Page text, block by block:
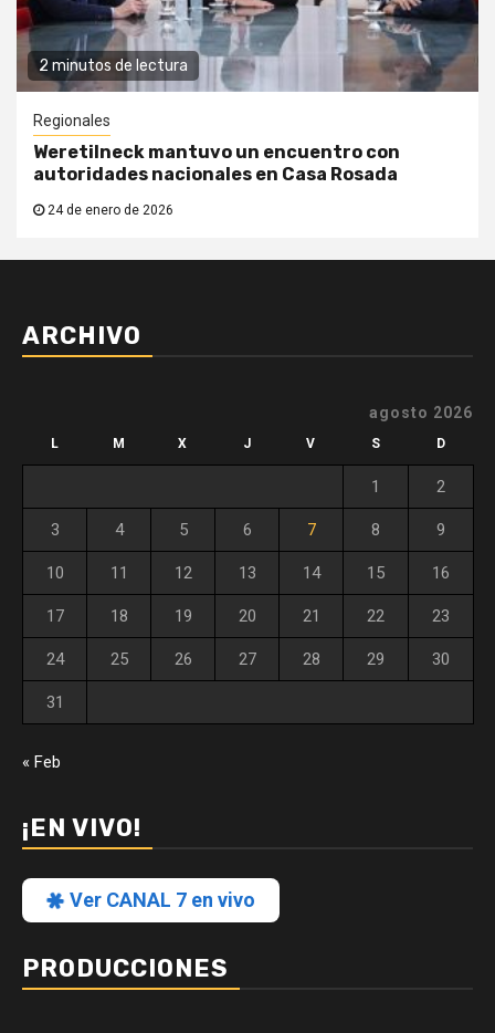
2 minutos de lectura
Regionales
Weretilneck mantuvo un encuentro con
autoridades nacionales en Casa Rosada
24 de enero de 2026
ARCHIVO
agosto 2026
L M X J V S D
1 2
3 4 5 6 7 8 9
10 11 12 13 14 15 16
17 18 19 20 21 22 23
24 25 26 27 28 29 30
31
« Feb
¡EN VIVO!
Ver CANAL 7 en vivo
PRODUCCIONES